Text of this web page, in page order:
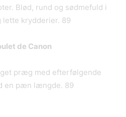
Blød, rund og sødmefuld i
krydderier. 89
de Canon
præg med efterfølgende
en pæn længde. 89